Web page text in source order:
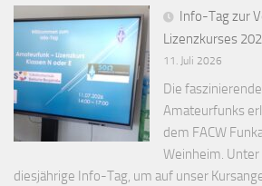
Info-Tag zur
Lizenzkurses
11. Juli 2026
Die
Amateurfunks
dem FACW
Weinheim.
diesjährige Info-Tag, um auf unser